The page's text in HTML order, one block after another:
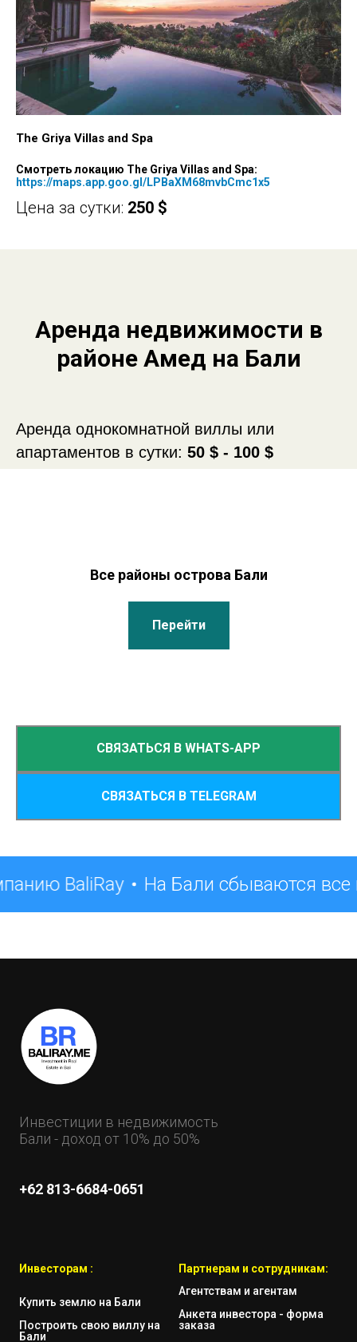
The Griya Villas and Spa
Смотреть локацию The Griya Villas and Spa:
https://maps.app.goo.gl/LPBaXM68mvbCmc1x5
Цена за сутки: 250 $
Аренда недвижимости в
районе Амед на Бали
Аренда однокомнатной виллы или
апартаментов в сутки: 50 $ - 100 $
Все районы острова Бали
Перейти
СВЯЗАТЬСЯ В WHATS-APP
СВЯЗАТЬСЯ В TELEGRAM
BaliRay На Бали сбываются все
Инвестиции в недвижимость
Бали - доход от 10% до 50%
+62 813-6684-0651
Инвесторам :
Купить землю на Бали
Построить свою виллу на
Бали
Партнерам и сотрудникам:
Агентствам и агентам
Анкета инвестора - форма
заказа